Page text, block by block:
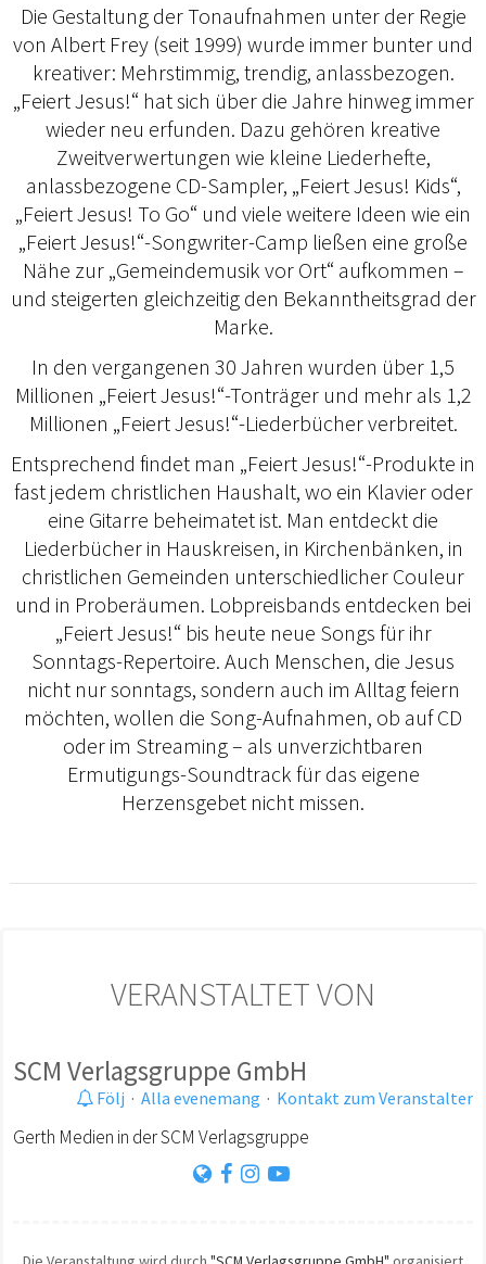
Die Gestaltung der Tonaufnahmen unter der Regie
von Albert Frey (seit 1999) wurde immer bunter und
kreativer: Mehrstimmig, trendig, anlassbezogen.
„Feiert Jesus!“ hat sich über die Jahre hinweg immer
wieder neu erfunden. Dazu gehören kreative
Zweitverwertungen wie kleine Liederhefte,
anlassbezogene CD-Sampler, „Feiert Jesus! Kids“,
„Feiert Jesus! To Go“ und viele weitere Ideen wie ein
„Feiert Jesus!“-Songwriter-Camp ließen eine große
Nähe zur „Gemeindemusik vor Ort“ aufkommen –
und steigerten gleichzeitig den Bekanntheitsgrad der
Marke.
In den vergangenen 30 Jahren wurden über 1,5
Millionen „Feiert Jesus!“-Tonträger und mehr als 1,2
Millionen „Feiert Jesus!“-Liederbücher verbreitet.
Entsprechend findet man „Feiert Jesus!“-Produkte in
fast jedem christlichen Haushalt, wo ein Klavier oder
eine Gitarre beheimatet ist. Man entdeckt die
Liederbücher in Hauskreisen, in Kirchenbänken, in
christlichen Gemeinden unterschiedlicher Couleur
und in Proberäumen. Lobpreisbands entdecken bei
„Feiert Jesus!“ bis heute neue Songs für ihr
Sonntags-Repertoire. Auch Menschen, die Jesus
nicht nur sonntags, sondern auch im Alltag feiern
möchten, wollen die Song-Aufnahmen, ob auf CD
oder im Streaming – als unverzichtbaren
Ermutigungs-Soundtrack für das eigene
Herzensgebet nicht missen.
VERANSTALTET VON
SCM Verlagsgruppe GmbH
Följ · Alla evenemang · Kontakt zum Veranstalter
Gerth Medien in der SCM Verlagsgruppe